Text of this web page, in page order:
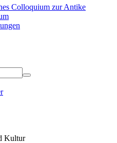
Colloquium zur Antike
Kultur